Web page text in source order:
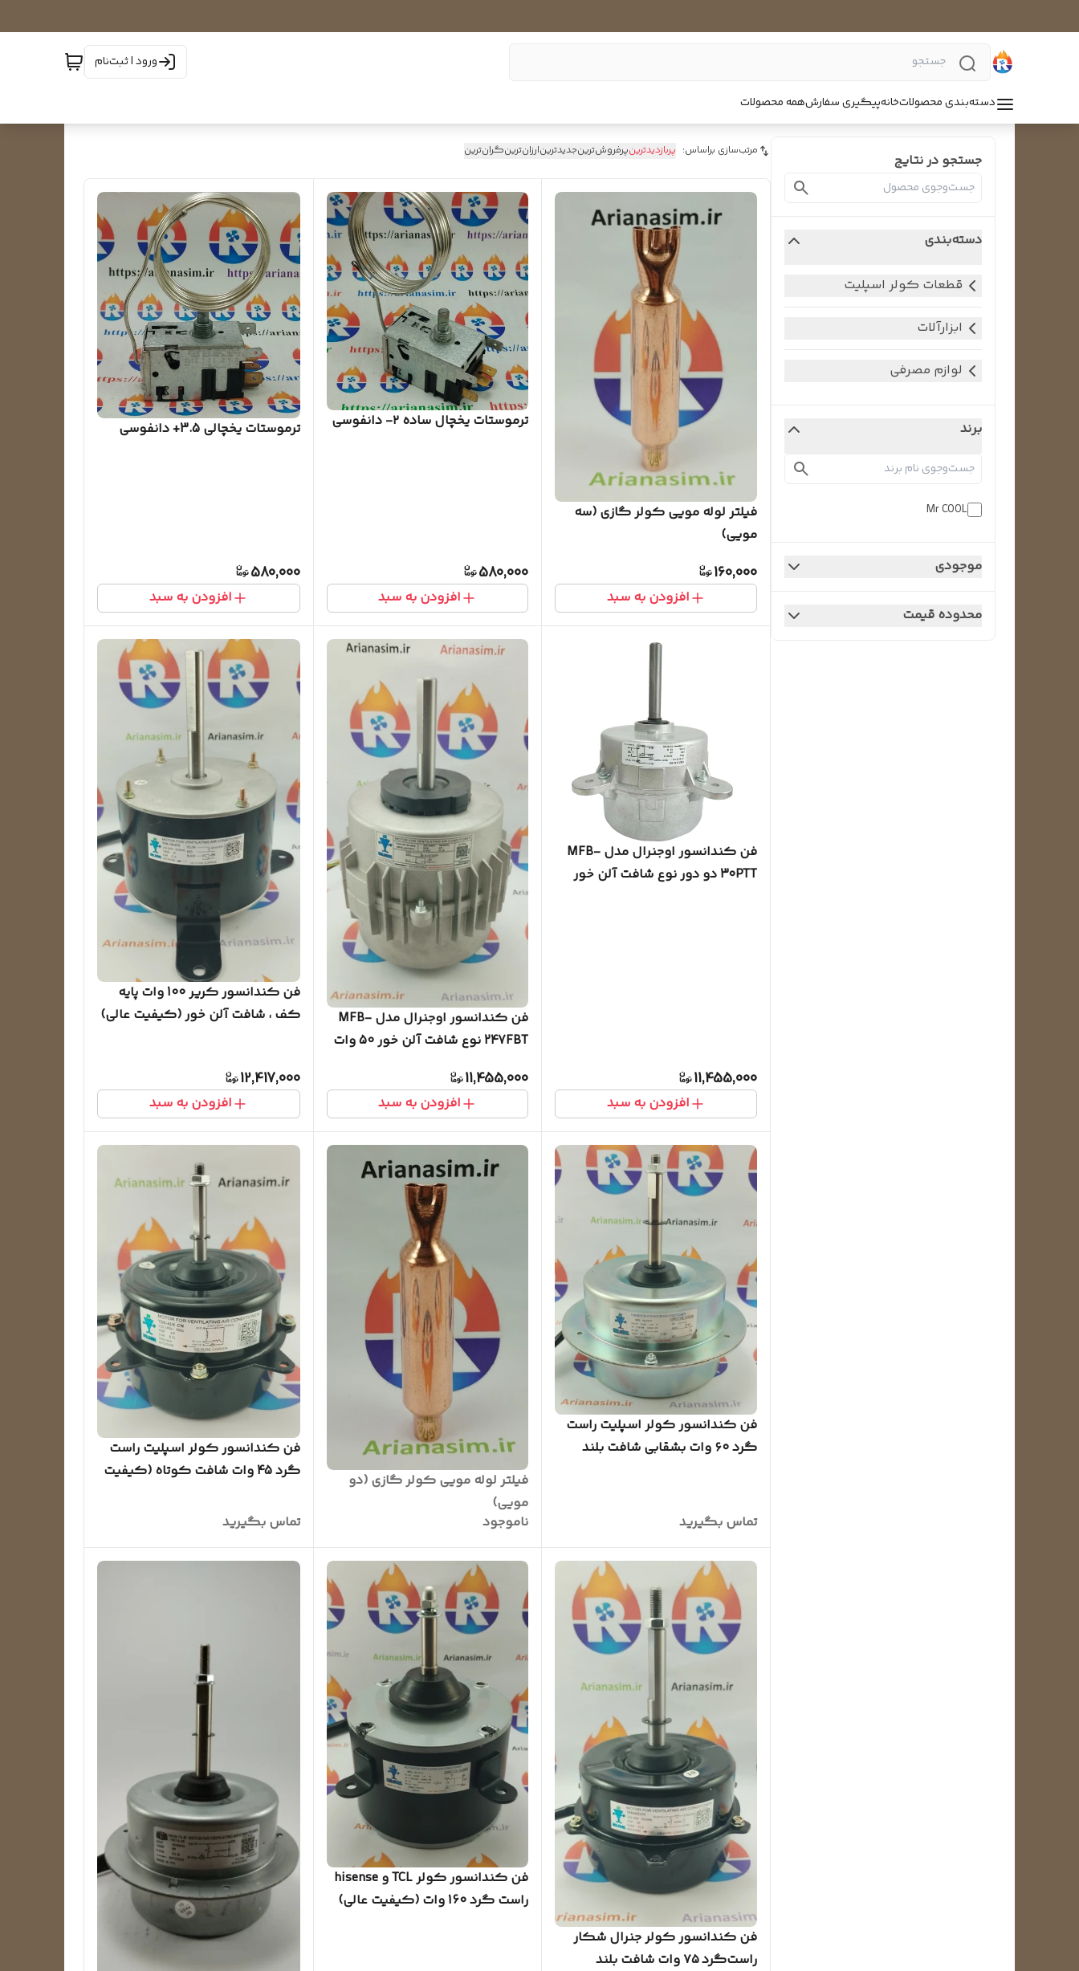
ورود | ثبت‌نام
دسته‌بندی محصولاتخانهپیگیری سفارشهمه محصولات
جستجو در نتایج
دسته‌بندی
قطعات کولر اسپلیت
ابزارآلات
لوازم مصرفی
برند
Mr COOL
موجودی
محدوده قیمت
مرتب‌سازی براساس: پربازدیدترینپرفروش‌ترینجدیدترینارزان‌ترینگران‌ترین
فیلتر لوله مویی کولر گازی (سه
مویی)
160,000
افزودن به سبد
ترموستات یخچال ساده ۲- دانفوسی
580,000
افزودن به سبد
ترموستات یخچالی 3.5+ دانفوسی
580,000
افزودن به سبد
فن کندانسور اوجنرال مدل MFB-
30PTT دو دور نوع شافت آلن خور
11,455,000
افزودن به سبد
فن کندانسور اوجنرال مدل MFB-
247FBT نوع شافت آلن خور 50 وات
11,455,000
افزودن به سبد
فن کندانسور کریر 100 وات پایه
کف ، شافت آلن خور (کیفیت عالی)
12,417,000
افزودن به سبد
فن کندانسور کولر اسپلیت راست
گرد ۶۰ وات بشقابی شافت بلند
تماس بگیرید
فیلتر لوله مویی کولر گازی (دو
مویی)
ناموجود
فن کندانسور کولر اسپلیت راست
گرد 45 وات شافت کوتاه (کیفیت
تماس بگیرید
فن کندانسور کولر جنرال شکار
راست‌گرد ۷۵ وات شافت بلند
فن کندانسور کولر TCL و hisense
راست گرد 160 وات (کیفیت عالی)